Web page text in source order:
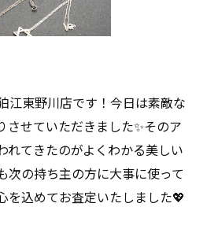
江東野川店です！今日は素敵な
させていただきました✨そのア
れてきたのがよくわかる美しい
次の持ち主の方に大事に使って
を込めてお査定いたしました💖